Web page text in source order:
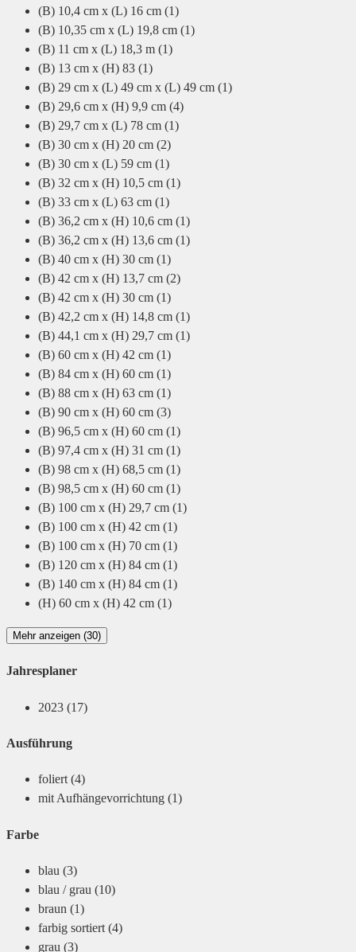
(B) 10,4 cm x (L) 16 cm (1)
(B) 10,35 cm x (L) 19,8 cm (1)
(B) 11 cm x (L) 18,3 m (1)
(B) 13 cm x (H) 83 (1)
(B) 29 cm x (L) 49 cm x (L) 49 cm (1)
(B) 29,6 cm x (H) 9,9 cm (4)
(B) 29,7 cm x (L) 78 cm (1)
(B) 30 cm x (H) 20 cm (2)
(B) 30 cm x (L) 59 cm (1)
(B) 32 cm x (H) 10,5 cm (1)
(B) 33 cm x (L) 63 cm (1)
(B) 36,2 cm x (H) 10,6 cm (1)
(B) 36,2 cm x (H) 13,6 cm (1)
(B) 40 cm x (H) 30 cm (1)
(B) 42 cm x (H) 13,7 cm (2)
(B) 42 cm x (H) 30 cm (1)
(B) 42,2 cm x (H) 14,8 cm (1)
(B) 44,1 cm x (H) 29,7 cm (1)
(B) 60 cm x (H) 42 cm (1)
(B) 84 cm x (H) 60 cm (1)
(B) 88 cm x (H) 63 cm (1)
(B) 90 cm x (H) 60 cm (3)
(B) 96,5 cm x (H) 60 cm (1)
(B) 97,4 cm x (H) 31 cm (1)
(B) 98 cm x (H) 68,5 cm (1)
(B) 98,5 cm x (H) 60 cm (1)
(B) 100 cm x (H) 29,7 cm (1)
(B) 100 cm x (H) 42 cm (1)
(B) 100 cm x (H) 70 cm (1)
(B) 120 cm x (H) 84 cm (1)
(B) 140 cm x (H) 84 cm (1)
(H) 60 cm x (H) 42 cm (1)
Mehr anzeigen (30)
Jahresplaner
2023 (17)
Ausführung
foliert (4)
mit Aufhängevorrichtung (1)
Farbe
blau (3)
blau / grau (10)
braun (1)
farbig sortiert (4)
grau (3)